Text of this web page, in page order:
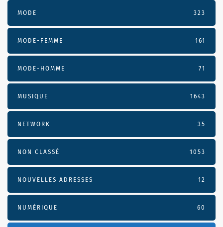
MODE 323
MODE-FEMME 161
MODE-HOMME 71
MUSIQUE 1643
NETWORK 35
NON CLASSÉ 1053
NOUVELLES ADRESSES 12
NUMÉRIQUE 60